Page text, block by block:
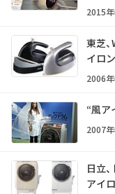
2015
東芝
イロン
2006
“風ア
2007
日立
アイ